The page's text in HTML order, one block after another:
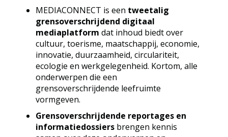
MEDIACONNECT is een tweetalig
grensoverschrijdend digitaal
mediaplatform dat inhoud biedt over
cultuur, toerisme, maatschappij, economie,
innovatie, duurzaamheid, circulariteit,
ecologie en werkgelegenheid. Kortom, alle
onderwerpen die een
grensoverschrijdende leefruimte
vormgeven.
Grensoverschrijdende reportages en
informatiedossiers brengen kennis